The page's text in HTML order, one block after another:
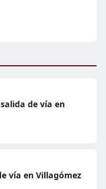
de vía en
vía en Villagómez